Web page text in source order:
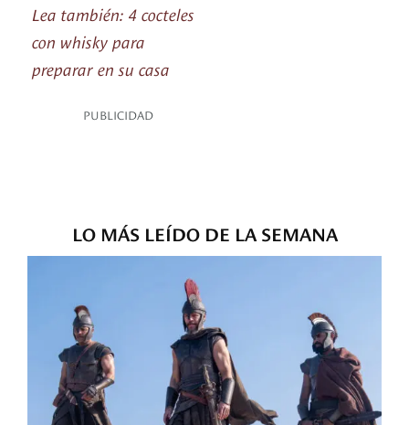
Lea también: 4 cocteles
con whisky para
preparar en su casa
PUBLICIDAD
LO MÁS LEÍDO DE LA SEMANA